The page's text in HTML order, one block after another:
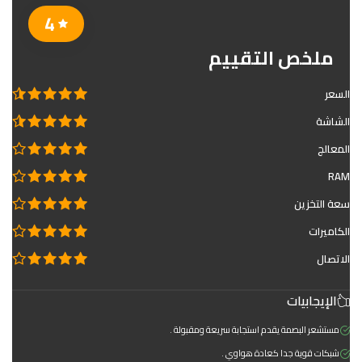
ملخص التقييم
4
السعر
الشاشة
المعالج
RAM
سعة التخزين
الكاميرات
الاتصال
الإيجابيات
مستشعر البصمة يقدم استجابة سريعة ومقبولة .
شبكات قوية جدا كعادة هواوي .